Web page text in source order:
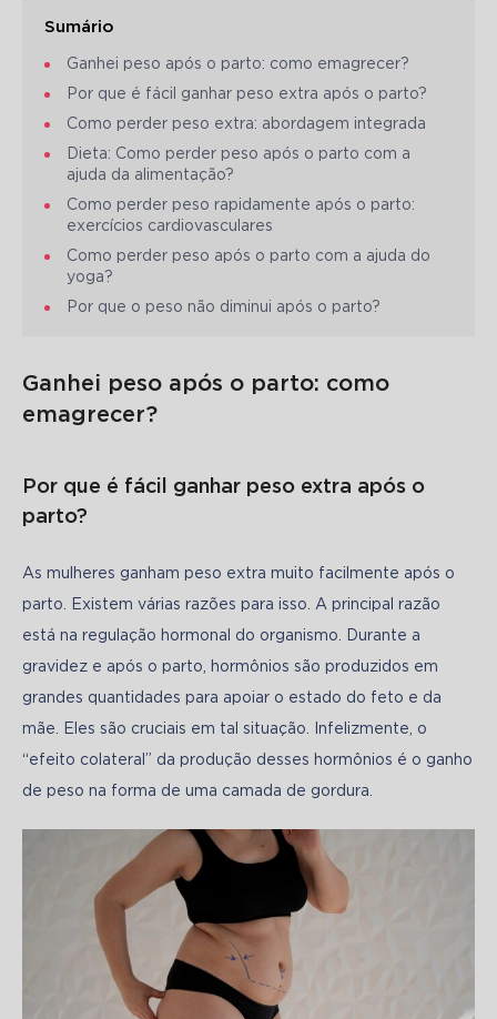
Sumário
Ganhei peso após o parto: como emagrecer?
Por que é fácil ganhar peso extra após o parto?
Como perder peso extra: abordagem integrada
Dieta: Como perder peso após o parto com a
ajuda da alimentação?
Como perder peso rapidamente após o parto:
exercícios cardiovasculares
Como perder peso após o parto com a ajuda do
yoga?
Por que o peso não diminui após o parto?
Ganhei peso após o parto: como
emagrecer?
Por que é fácil ganhar peso extra após o
parto?
As mulheres ganham peso extra muito facilmente após o
parto. Existem várias razões para isso. A principal razão
está na regulação hormonal do organismo. Durante a
gravidez e após o parto, hormônios são produzidos em
grandes quantidades para apoiar o estado do feto e da
mãe. Eles são cruciais em tal situação. Infelizmente, o
“efeito colateral” da produção desses hormônios é o ganho
de peso na forma de uma camada de gordura.